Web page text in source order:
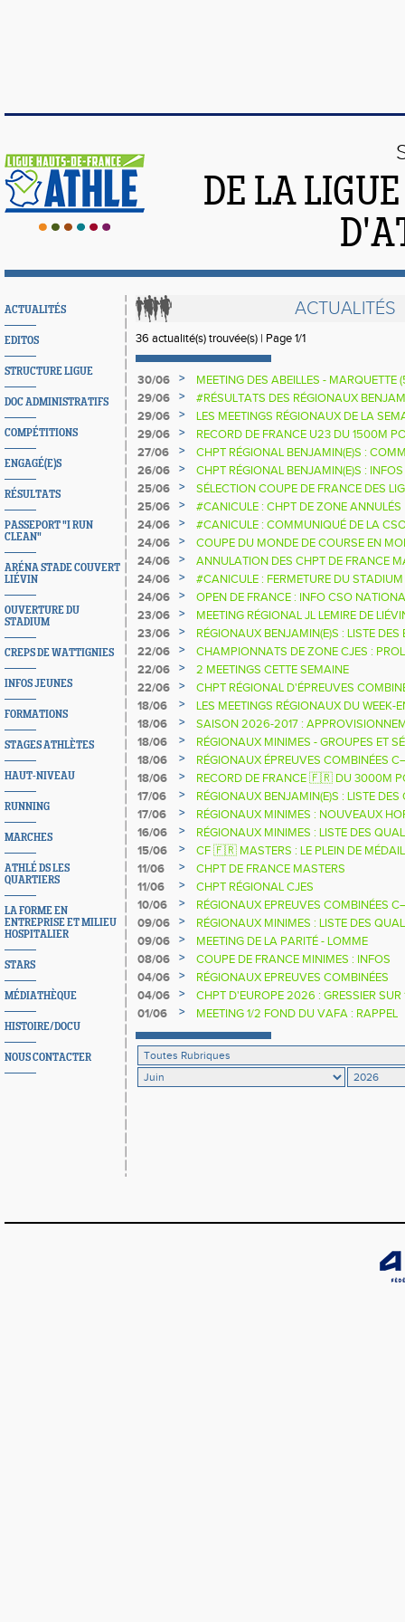
DE LA
ACTUALITÉS
EDITOS
STRUCTURE LIGUE
DOC ADMINISTRATIFS
COMPÉTITIONS
ENGAGÉ(E)S
RÉSULTATS
PASSEPORT "I RUN
CLEAN"
ARÉNA STADE COUVERT
LIÉVIN
OUVERTURE DU
STADIUM
CREPS DE WATTIGNIES
INFOS JEUNES
FORMATIONS
STAGES ATHLÈTES
HAUT-NIVEAU
RUNNING
MARCHES
ATHLÉ DS LES
QUARTIERS
LA FORME EN
ENTREPRISE ET MILIEU
HOSPITALIER
STARS
MÉDIATHÈQUE
HISTOIRE/DOCU
NOUS CONTACTER
ACTUALITÉS
36 actualité(s) trouvée(s) | Page 1/1
30/06 >
MEETING DES ABEILLES - MARQUETTE
29/06
>
#RÉSULTATS DES RÉGIONAUX
29/06
>
LES MEETINGS RÉGIONAUX DE LA
29/06
>
RECORD DE FRANCE U23 DU 1500M
27/06
>
CHPT RÉGIONAL BENJAMIN(E)S :
26/06
>
CHPT RÉGIONAL BENJAMIN(E)S : INFOS
25/06
>
SÉLECTION COUPE DE FRANCE DES
25/06
>
#CANICULE : CHPT DE ZONE ANNULÉS
24/06
>
#CANICULE : COMMUNIQUÉ DE LA
24/06
>
COUPE DU MONDE DE COURSE EN
MILLE (AUC) SUR LE PODIUM MONDIAL
24/06 >
ANNULATION DES CHPT DE FRANCE
& DEMI-FOND LONG
24/06 >
#CANICULE : FERMETURE DU STADIUM
24/06
>
OPEN DE FRANCE : INFO CSO
23/06
>
MEETING RÉGIONAL JL LEMIRE DE
HORAIRES
23/06 >
RÉGIONAUX BENJAMIN(E)S : LISTE DES
22/06
>
CHAMPIONNATS DE ZONE CJES :
ENGAGEMENTS
22/06 >
2 MEETINGS CETTE SEMAINE
22/06
>
CHPT RÉGIONAL D'ÉPREUVES
18/06
>
LES MEETINGS RÉGIONAUX DU WEEK-
18/06
>
SAISON 2026-2017 :
18/06
>
RÉGIONAUX MINIMES - GROUPES ET
18/06
>
RÉGIONAUX ÉPREUVES COMBINÉES
18/06
>
RECORD DE FRANCE 🇫🇷 DU 3000M
17/06
>
RÉGIONAUX BENJAMIN(E)S : LISTE DES
17/06
>
RÉGIONAUX MINIMES : NOUVEAUX
16/06
>
RÉGIONAUX MINIMES : LISTE DES
15/06
>
CF 🇫🇷 MASTERS : LE PLEIN DE
DE-FRANCE
11/06 >
CHPT DE FRANCE MASTERS
11/06
>
CHPT RÉGIONAL CJES
10/06
>
RÉGIONAUX EPREUVES COMBINÉES
09/06
>
RÉGIONAUX MINIMES : LISTE DES
09/06
>
MEETING DE LA PARITÉ - LOMME
08/06
>
COUPE DE FRANCE MINIMES : INFOS
04/06
>
RÉGIONAUX EPREUVES COMBINÉES
04/06
>
CHPT D'EUROPE 2026 : GRESSIER
01/06
> MEETING 1/2 FOND DU VAFA : RAPPEL